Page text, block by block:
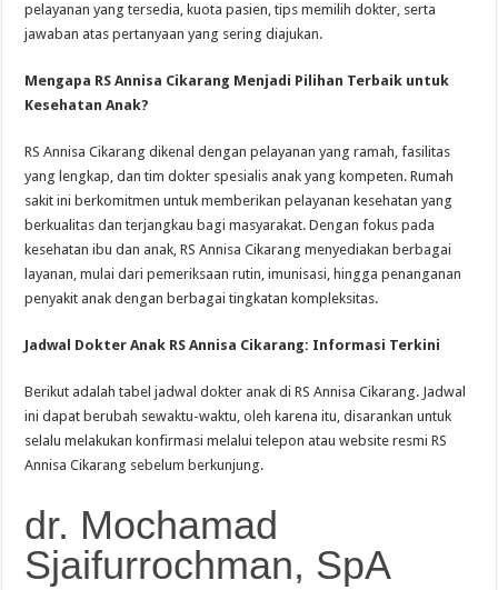
pelayanan yang tersedia, kuota pasien, tips memilih dokter, serta
jawaban atas pertanyaan yang sering diajukan.
Mengapa RS Annisa Cikarang Menjadi Pilihan Terbaik untuk
Kesehatan Anak?
RS Annisa Cikarang dikenal dengan pelayanan yang ramah, fasilitas
yang lengkap, dan tim dokter spesialis anak yang kompeten. Rumah
sakit ini berkomitmen untuk memberikan pelayanan kesehatan yang
berkualitas dan terjangkau bagi masyarakat. Dengan fokus pada
kesehatan ibu dan anak, RS Annisa Cikarang menyediakan berbagai
layanan, mulai dari pemeriksaan rutin, imunisasi, hingga penanganan
penyakit anak dengan berbagai tingkatan kompleksitas.
Jadwal Dokter Anak RS Annisa Cikarang: Informasi Terkini
Berikut adalah tabel jadwal dokter anak di RS Annisa Cikarang. Jadwal
ini dapat berubah sewaktu-waktu, oleh karena itu, disarankan untuk
selalu melakukan konfirmasi melalui telepon atau website resmi RS
Annisa Cikarang sebelum berkunjung.
dr. Mochamad
Sjaifurrochman, SpA